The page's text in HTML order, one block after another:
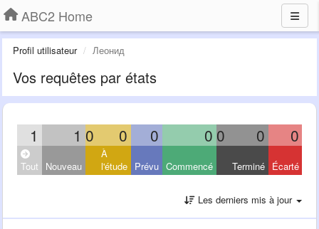
ABC2 Home
Profil utilisateur Леонид
Vos requêtes par états
1 1 0 0 0 0 0 0 0
Tout Nouveau
À
l'étude Prévu Commencé Terminé Écarté
Les derniers mis à jour